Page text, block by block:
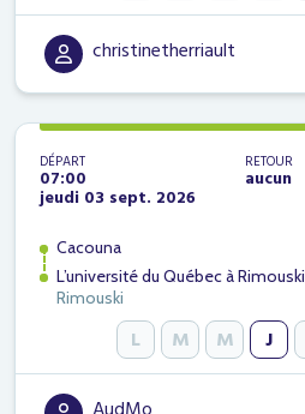
christinetherriault
DÉPART
07:00
jeudi 03 sept. 2026
RETOUR
aucun
Cacouna
L’université du Québec à Rimouski
Rimouski
L M M J